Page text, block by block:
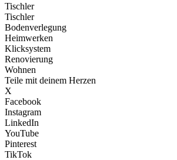
Tischler
Tischler
Bodenverlegung
Heimwerken
Klicksystem
Renovierung
Wohnen
Teile mit deinem Herzen
X
Facebook
Instagram
LinkedIn
YouTube
Pinterest
TikTok